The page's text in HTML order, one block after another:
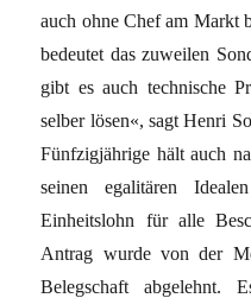
auch ohne Chef am Markt
bedeutet das zuweilen
gibt es auch technische
selber lösen«, sagt Henri
Fünfzigjährige hält auch
seinen egalitären
Einheitslohn für alle
Antrag wurde von der
Belegschaft